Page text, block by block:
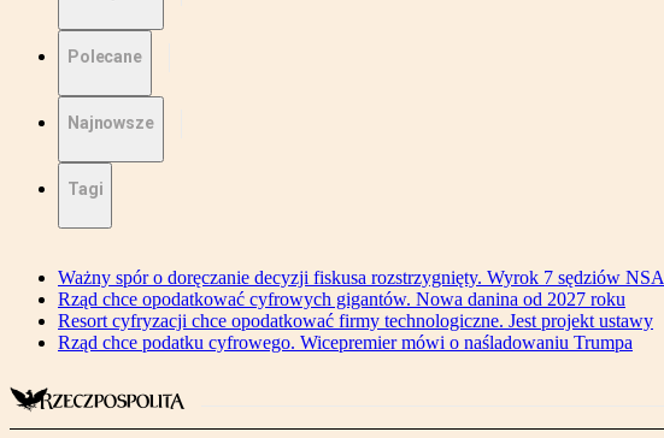
Polecane
Najnowsze
Tagi
Ważny spór o doręczanie decyzji fiskusa rozstrzygnięty. Wyrok 7 sędziów NSA
Rząd chce opodatkować cyfrowych gigantów. Nowa danina od 2027 roku
Resort cyfryzacji chce opodatkować firmy technologiczne. Jest projekt ustawy
Rząd chce podatku cyfrowego. Wicepremier mówi o naśladowaniu Trumpa